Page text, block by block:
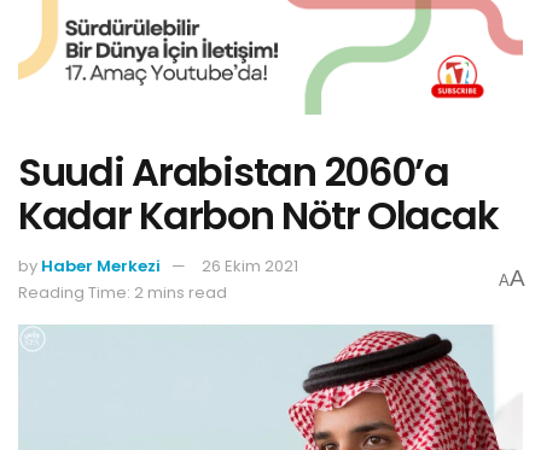
Suudi Arabistan 2060’a
Kadar Karbon Nötr Olacak
by Haber Merkezi
26 Ekim 2021
Reading Time: 2 mins read
AA